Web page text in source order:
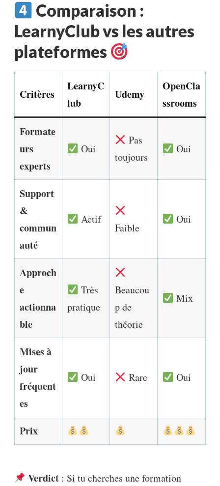
Comparaison :
LearnyClub vs les autres
plateformes
Critères
LearnyC
lub
Udemy
OpenCla
ssrooms
Formate
urs
experts
Oui
Pas
toujours
Oui
Support
&
commun
auté
Actif
Faible
Oui
Approch
e
actionna
ble
Très
pratique
Beaucou
p de
théorie
Mix
Mises à
jour
fréquent
es
Oui Rare Oui
Prix
Verdict: Si tu cherches une formation